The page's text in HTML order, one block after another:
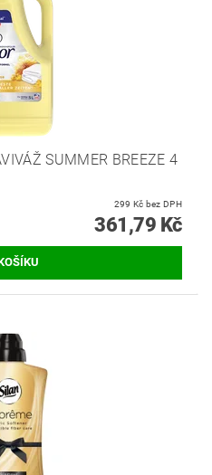
SUMMER BREEZE 4
299 Kč bez DPH
361,79 Kč